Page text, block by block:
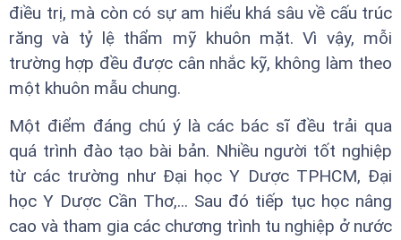
điều trị, mà còn có sự am hiểu khá sâu về cấu trúc
răng và tỷ lệ thẩm mỹ khuôn mặt. Vì vậy, mỗi
trường hợp đều được cân nhắc kỹ, không làm theo
một khuôn mẫu chung.
Một điểm đáng chú ý là các bác sĩ đều trải qua
quá trình đào tạo bài bản. Nhiều người tốt nghiệp
từ các trường như Đại học Y Dược TPHCM, Đại
học Y Dược Cần Thơ,... Sau đó tiếp tục học nâng
cao và tham gia các chương trình tu nghiệp ở nước